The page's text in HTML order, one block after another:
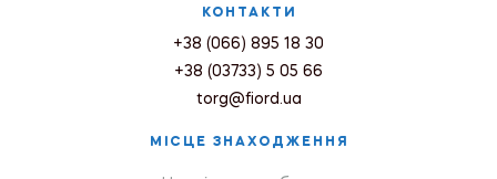
КОНТАКТИ
+38 (066) 895 18 30
+38 (03733) 5 05 66
torg@fiord.ua
МІСЦЕ ЗНАХОДЖЕННЯ